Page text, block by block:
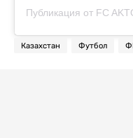
Казахстан Футбол